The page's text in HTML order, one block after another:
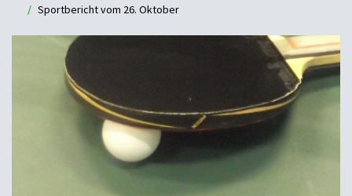
Sportbericht vom 26. Oktober